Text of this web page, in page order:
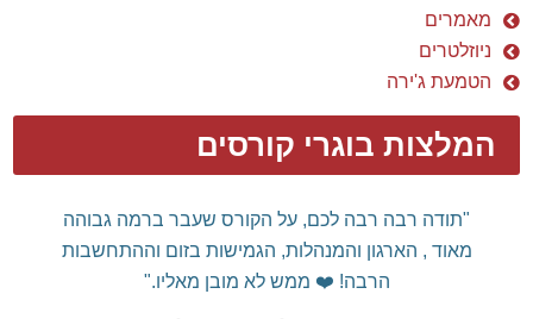
מאמרים
ניוזלטרים
הטמעת ג'ירה
המלצות בוגרי קורסים
דן שלום רב,רצינו להודות אישית על הקורס המלמד
והמועיל.עשית לנו "סדר" בשימוש מושכלMS
PROJECTבכליהוכיצד ניתן לרתום אותו לטובתנו ולא